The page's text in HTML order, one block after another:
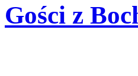
Gości z